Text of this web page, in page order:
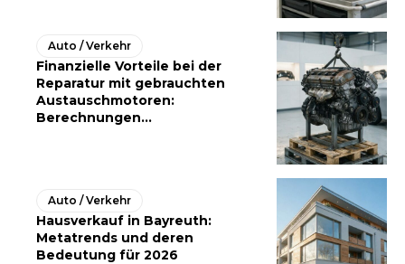
Auto / Verkehr
Finanzielle Vorteile bei der
Reparatur mit gebrauchten
Austauschmotoren:
Berechnungen...
Auto / Verkehr
Hausverkauf in Bayreuth:
Metatrends und deren
Bedeutung für 2026